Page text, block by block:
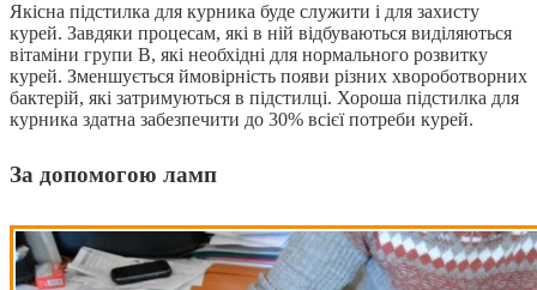
Якісна підстилка для курника буде служити і для захисту
курей. Завдяки процесам, які в ній відбуваються виділяються
вітаміни групи B, які необхідні для нормального розвитку
курей. Зменшується ймовірність появи різних хвороботворних
бактерій, які затримуються в підстилці. Хороша підстилка для
курника здатна забезпечити до 30% всієї потреби курей.
За допомогою ламп